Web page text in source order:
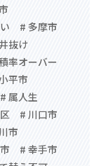
# 多摩市
抜け
率オーバー
平市
# 属人生
# 川口市
市
# 幸手市